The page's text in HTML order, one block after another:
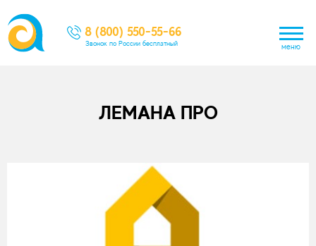
8 (800) 550-55-66
Звонок по России бесплатный меню
ЛЕМАНА ПРО